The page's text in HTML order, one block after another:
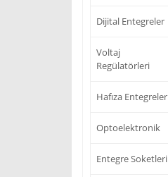
Dijital Entegreler
Voltaj
Regülatörleri
Hafıza Entegreler
Optoelektronik
Entegre Soketleri